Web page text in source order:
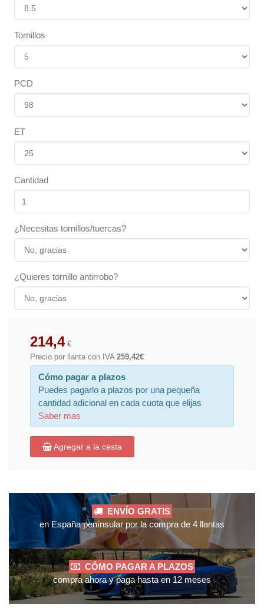
Tornillos
PCD
ET
Cantidad
¿Necesitas tornillos/tuercas?
¿Quieres tornillo antirrobo?
214,4 €
Precio por llanta con IVA 259,42€
Cómo pagar a plazos
Puedes pagarlo a plazos por una pequeña
cantidad adicional en cada cuota que elijas
Saber mas
Agregar a la cesta
ENVÍO GRATIS
en España penínsular por la compra de 4 llantas
CÓMO PAGAR A PLAZOS
compra ahora y paga hasta en 12 meses